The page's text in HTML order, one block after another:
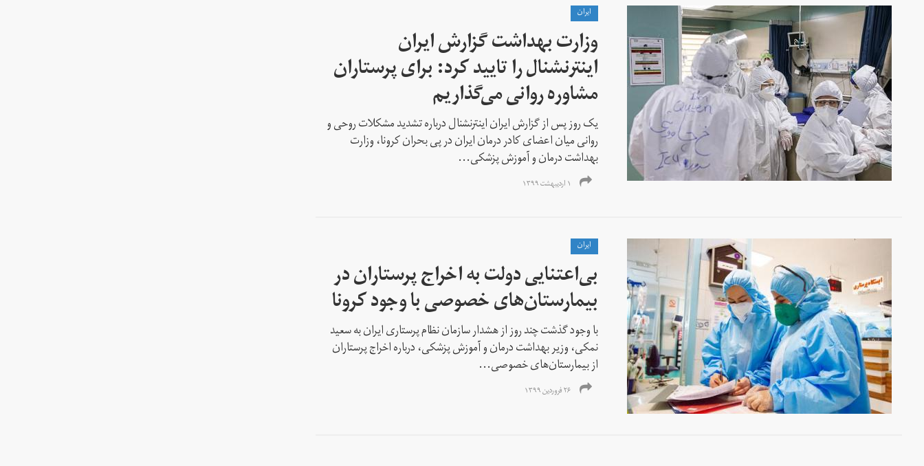
ايران
وزارت بهداشت گزارش ایران
اینترنشنال را تایید کرد:‌ برای پرستاران
مشاوره روانی می‌گذاریم
یک روز پس از گزارش ایران اینترنشنال درباره تشدید مشکلات روحی و
روانی میان اعضای کادر درمان ایران در پی بحران کرونا، وزارت
بهداشت درمان و آموزش پزشکی...
۱ اردیبهشت ۱۳۹۹
ايران
بی‌اعتنایی دولت به اخراج پرستاران در
بیمارستان‌های خصوصی با وجود کرونا
با وجود گذشت چند روز از هشدار سازمان نظام پرستاری ایران به سعید
نمکی،‌ وزیر بهداشت درمان و آموزش پزشکی،‌ درباره اخراج پرستاران
از بیمارستان‌های خصوصی...
۲۶ فروردین ۱۳۹۹